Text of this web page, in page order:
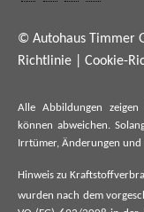
© Autohaus Timmer
Richtlinie
Cookie-
Alle Abbildungen zeigen
können abweichen.
Irrtümer, Änderungen
Hinweis zu
wurden nach dem